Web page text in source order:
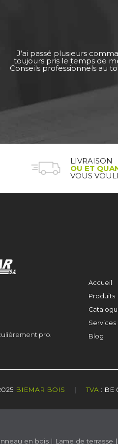
J’ai passé plusieurs
toujours pris le temps de
Conseils professionnels au
LIVRAISON
OU ET
VOUS
pro.
Accueil
Produits
Services
Blog
BIEMAR BOIS | TVA : BE
en bois | Lame de terrasse |